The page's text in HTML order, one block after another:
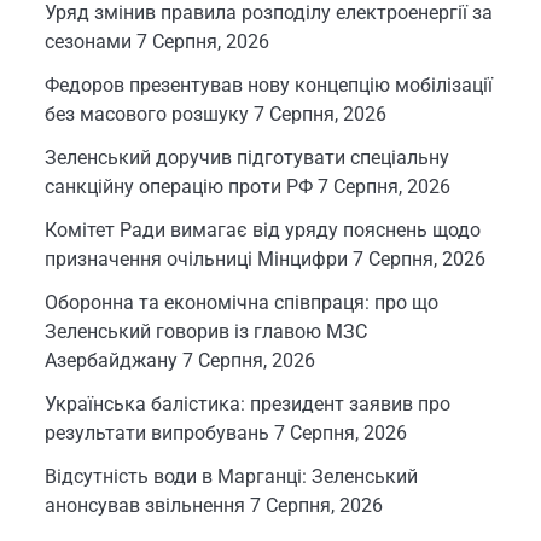
Уряд змінив правила розподілу електроенергії за
сезонами 7 Серпня, 2026
Федоров презентував нову концепцію мобілізації
без масового розшуку 7 Серпня, 2026
Зеленський доручив підготувати спеціальну
санкційну операцію проти РФ 7 Серпня, 2026
Комітет Ради вимагає від уряду пояснень щодо
призначення очільниці Мінцифри 7 Серпня, 2026
Оборонна та економічна співпраця: про що
Зеленський говорив із главою МЗС
Азербайджану 7 Серпня, 2026
Українська балістика: президент заявив про
результати випробувань 7 Серпня, 2026
Відсутність води в Марганці: Зеленський
анонсував звільнення 7 Серпня, 2026